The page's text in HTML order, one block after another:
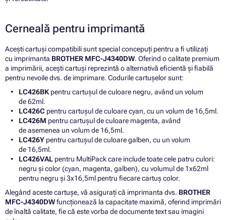
Cerneală pentru imprimantă
Acești cartuși compatibili sunt special concepuți pentru a fi utilizați
cu imprimanta BROTHER MFC-J4340DW. Oferind o calitate premium
a imprimării, acești cartuși reprezintă o alternativă eficientă și fiabilă
pentru nevoile dvs. de imprimare. Codurile cartușelor sunt:
LC426BK pentru cartușul de culoare negru, având un volum
de 62ml.
LC426C pentru cartușul de culoare cyan, cu un volum de 16,5ml.
LC426M pentru cartușul de culoare magenta, având
de asemenea un volum de 16,5ml.
LC426Y pentru cartușul de culoare galben, cu un volum
de 16,5ml.
LC426VAL pentru MultiPack care include toate cele patru culori:
negru și color (cyan, magenta, galben), cu volumul de 1x62ml
pentru negru și 3x16,5ml pentru fiecare cartuș color.
Alegând aceste cartușe, vă asigurați că imprimanta dvs. BROTHER
MFC-J4340DWfuncționează la capacitate maximă, oferind imprimări
de înaltă calitate, fie că este vorba de documente text sau imagini